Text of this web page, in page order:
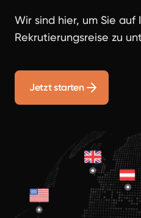
Wir sind hier, um Sie auf
Rekrutierungsreise zu
Jetzt starten